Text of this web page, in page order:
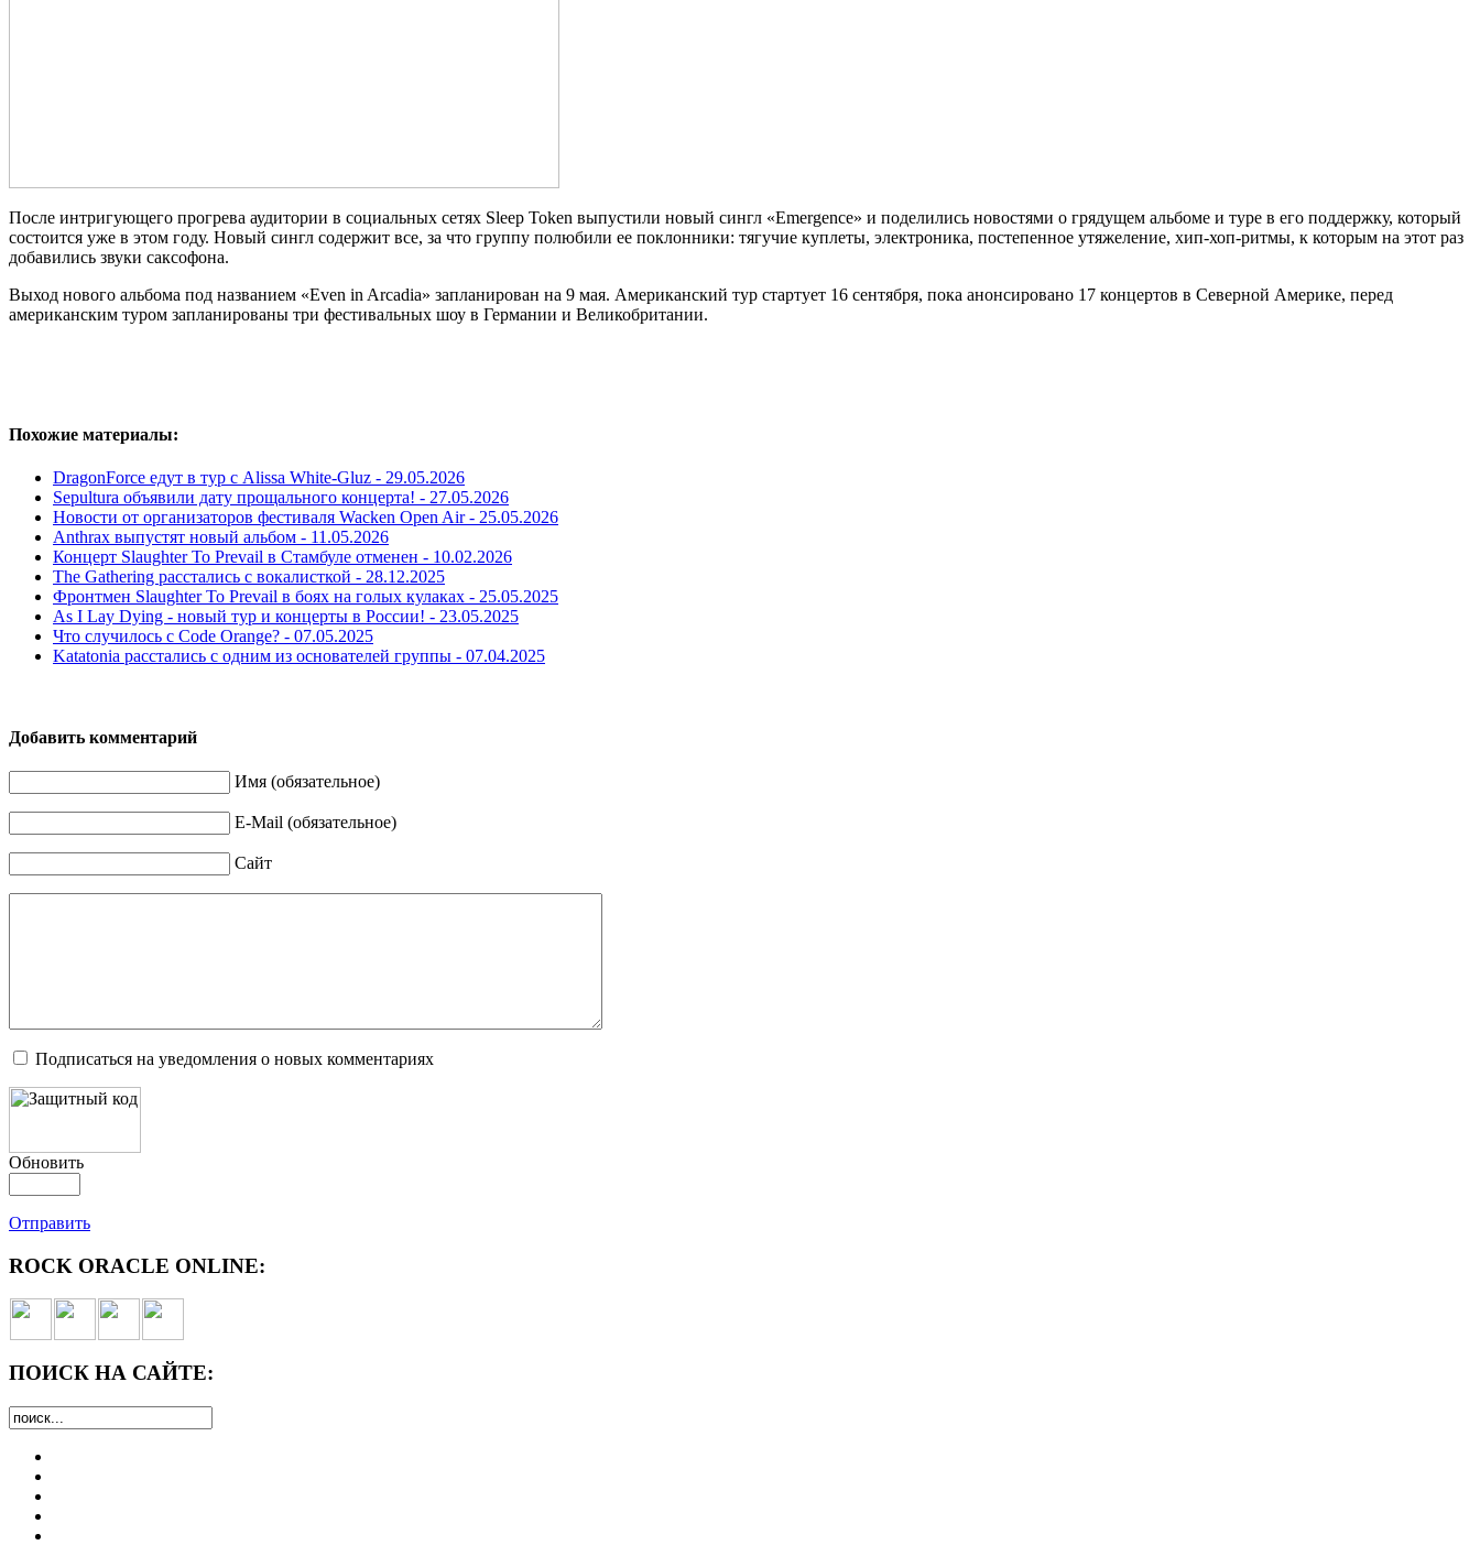
После интригующего прогрева аудитории в социальных сетях Sleep Token выпустили новый сингл «Emergence» и поделились новостями о грядущем альбоме и туре в его поддержку, который
состоится уже в этом году. Новый сингл содержит все, за что группу полюбили ее поклонники: тягучие куплеты, электроника, постепенное утяжеление, хип-хоп-ритмы, к которым на этот раз
добавились звуки саксофона.
Выход нового альбома под названием «Even in Arcadia» запланирован на 9 мая. Американский тур стартует 16 сентября, пока анонсировано 17 концертов в Северной Америке, перед
американским туром запланированы три фестивальных шоу в Германии и Великобритании.
Похожие материалы:
DragonForce едут в тур с Alissa White-Gluz - 29.05.2026
Sepultura объявили дату прощального концерта! - 27.05.2026
Новости от организаторов фестиваля Wacken Open Air - 25.05.2026
Anthrax выпустят новый альбом - 11.05.2026
Концерт Slaughter To Prevail в Стамбуле отменен - 10.02.2026
The Gathering расстались с вокалисткой - 28.12.2025
Фронтмен Slaughter To Prevail в боях на голых кулаках - 25.05.2025
As I Lay Dying - новый тур и концерты в России! - 23.05.2025
Что случилось с Code Orange? - 07.05.2025
Katatonia расстались с одним из основателей группы - 07.04.2025
Добавить комментарий
Имя (обязательное)
E-Mail (обязательное)
Сайт
Подписаться на уведомления о новых комментариях
Обновить
Отправить
ROCK ORACLE ONLINE:
ПОИСК НА САЙТЕ: